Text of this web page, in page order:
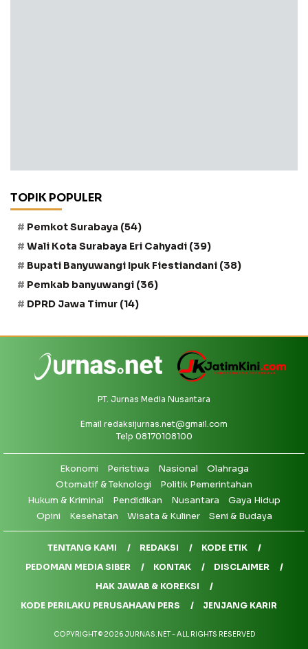
TOPIK POPULER
Pemkot Surabaya (54)
Wali Kota Surabaya Eri Cahyadi (39)
Bupati Banyuwangi Ipuk Fiestiandani (38)
Pemkab banyuwangi (36)
DPRD Jawa Timur (14)
PT. Jurnas Media Nusantara
Email redaksijurnas.net@gmail.com
Telp 08170108100
Ekonomi Peristiwa Nasional
Olahraga
Otomatif & Teknologi
Politik Pemerintahan
Hukum & Kriminal
Pendidikan Nusantara
Gaya Hidup
Opini
Kesehatan Wisata & Kuliner Seni & Budaya
TENTANG KAMI REDAKSI
KODE ETIK
PEDOMAN MEDIA SIBER
KONTAK
DISCLAIMER
HAK JAWAB & KOREKSI
KODE PERILAKU PERUSAHAAN PERS
JENJANG KARIR
COPYRIGHT © 2026 JURNAS.NET - ALL RIGHTS RESERVED